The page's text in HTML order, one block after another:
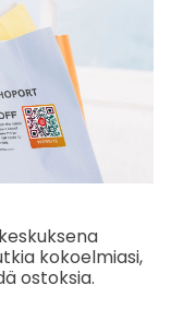
kokoelmiasi,
ostoksia.